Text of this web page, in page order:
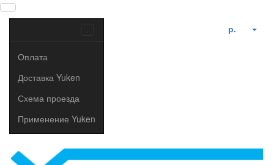
Оплата
Доставка Yuken
Схема проезда
Применение Yuken
р.